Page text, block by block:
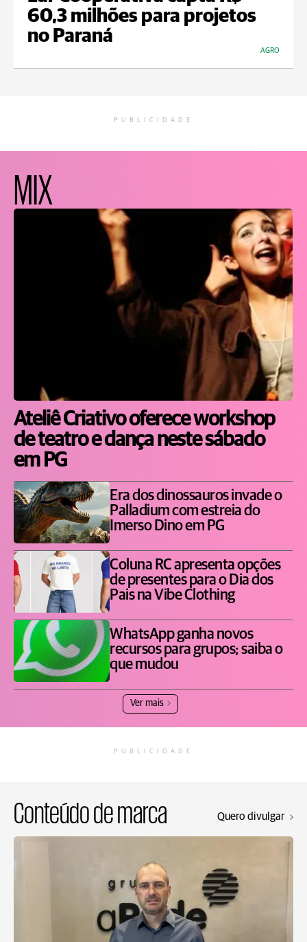
60,3 milhões para projetos
no Paraná
AGRO
PUBLICIDADE
MIX
Ateliê Criativo oferece workshop
de teatro e dança neste sábado
em PG
Era dos dinossauros invade o
Palladium com estreia do
Imerso Dino em PG
Coluna RC apresenta opções
de presentes para o Dia dos
Pais na Vibe Clothing
WhatsApp ganha novos
recursos para grupos; saiba o
que mudou
Ver mais
PUBLICIDADE
Conteúdo de marca Quero divulgar